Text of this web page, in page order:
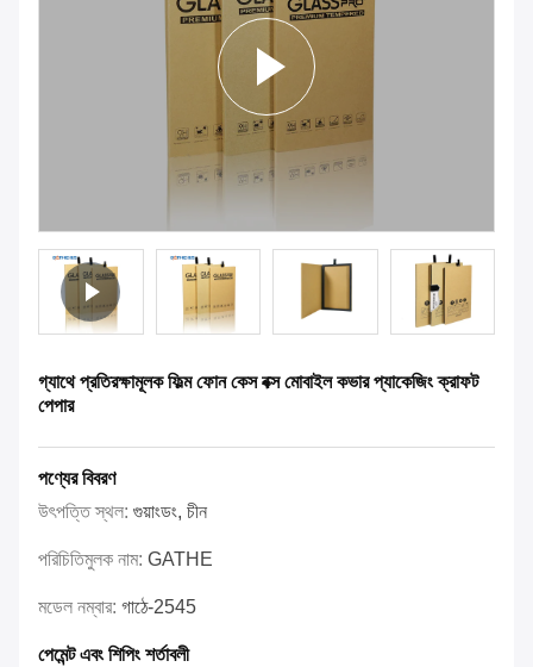
গ্যাথে প্রতিরক্ষামূলক ফিল্ম ফোন কেস বক্স মোবাইল কভার প্যাকেজিং ক্রাফট
পেপার
পণ্যের বিবরণ
উৎপত্তি স্থল: গুয়াংডং, চীন
পরিচিতিমুলক নাম: GATHE
মডেল নম্বার: গাঠে-2545
পেমেন্ট এবং শিপিং শর্তাবলী